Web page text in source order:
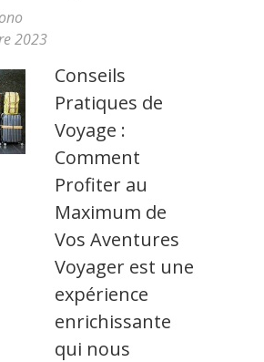
2023
Conseils
Pratiques de
Voyage :
Comment
Profiter au
Maximum de
Vos Aventures
Voyager est une
expérience
enrichissante
qui nous